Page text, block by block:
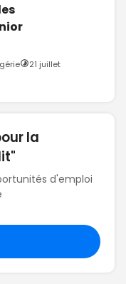
21 juillet
la
d'emploi